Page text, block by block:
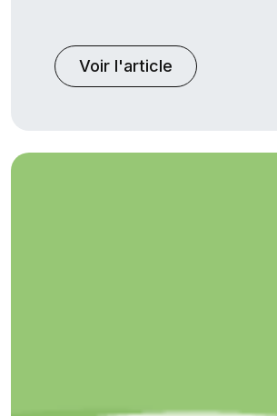
Voir l'article